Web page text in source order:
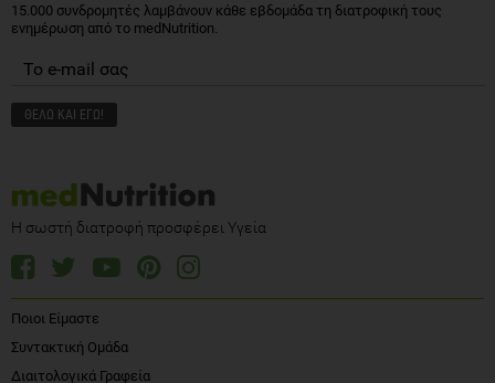
15.000 συνδρομητές λαμβάνουν κάθε εβδομάδα τη διατροφική τους
ενημέρωση από το medNutrition.
Η σωστή διατροφή προσφέρει Υγεία
Ποιοι Είμαστε
Συντακτική Ομάδα
Διαιτολογικά Γραφεία